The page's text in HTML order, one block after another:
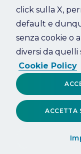
click sulla X,
default e
senza cookie o
diversi da quelli
Cookie Policy
ACCETTA